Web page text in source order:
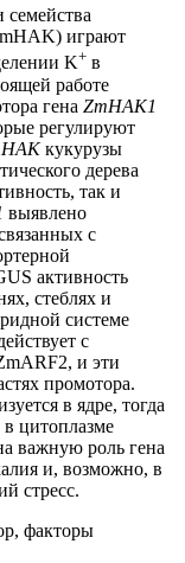
семейства
играют
K+ в
работе
гена ZmHAK1
регулируют
HAKкукурузы
дерева
так и
выявлено
с
активность
стеблях и
системе
с
и эти
промотора.
в ядре, тогда
цитоплазме
важную роль гена
и, возможно, в
стресс.
факторы